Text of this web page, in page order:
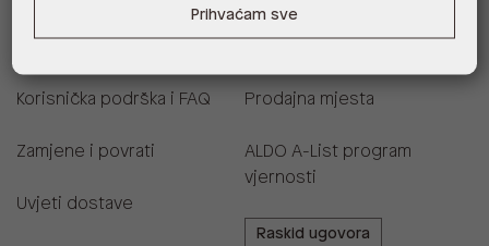
Korisnička podrška i FAQ
Zamjene i povrati
Uvjeti dostave
Prodajna mjesta
ALDO A-List program
vjernosti
Raskid ugovora
Prihvaćam sve